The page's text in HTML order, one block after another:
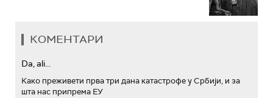
КОМЕНТАРИ
Da, ali...
Како преживети прва три дана катастрофе у Србији, и за
шта нас припрема ЕУ